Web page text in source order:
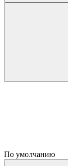
По умолчанию